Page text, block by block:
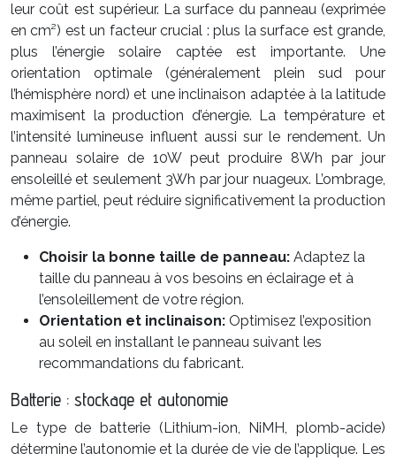
leur coût est supérieur. La surface du panneau (exprimée
en cm²) est un facteur crucial : plus la surface est grande,
plus l’énergie solaire captée est importante. Une
orientation optimale (généralement plein sud pour
l’hémisphère nord) et une inclinaison adaptée à la latitude
maximisent la production d’énergie. La température et
l’intensité lumineuse influent aussi sur le rendement. Un
panneau solaire de 10W peut produire 8Wh par jour
ensoleillé et seulement 3Wh par jour nuageux. L’ombrage,
même partiel, peut réduire significativement la production
d’énergie.
Choisir la bonne taille de panneau: Adaptez la
taille du panneau à vos besoins en éclairage et à
l’ensoleillement de votre région.
Orientation et inclinaison: Optimisez l’exposition
au soleil en installant le panneau suivant les
recommandations du fabricant.
Batterie : stockage et autonomie
Le type de batterie (Lithium-ion, NiMH, plomb-acide)
détermine l’autonomie et la durée de vie de l’applique. Les